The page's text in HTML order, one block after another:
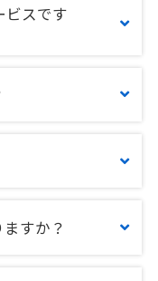
ビスです
すか？